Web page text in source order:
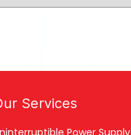
Services
Power Supply